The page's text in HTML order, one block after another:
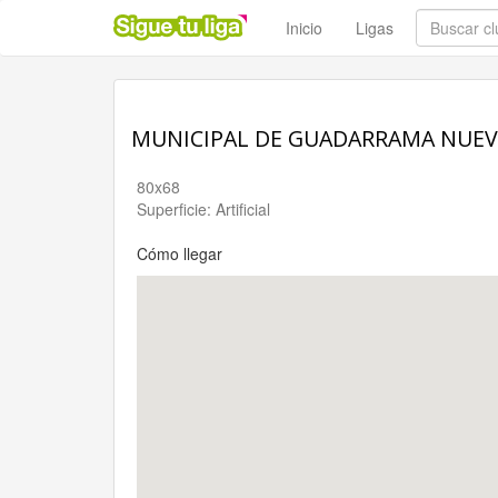
Inicio Ligas
MUNICIPAL DE GUADARRAMA
80x68
Superficie: Artificial
Cómo llegar